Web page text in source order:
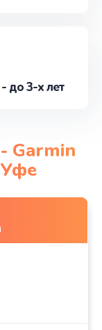
до 3-х лет
Garmin